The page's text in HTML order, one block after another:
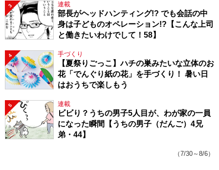
3 連載
部長がヘッドハンティング!? でも会話の中
身は子どものオペレーション!?【こんな上司
と働きたいわけでして！58】
4 手づくり
【夏祭りごっこ】ハチの巣みたいな立体のお
花「でんぐり紙の花」を手づくり！ 暑い日
はおうちで楽しもう
5 連載
ビビり？うちの男子5人目が、わが家の一員
になった瞬間【うちの男子（だんご）4兄
弟・44】
（7/30～8/6）